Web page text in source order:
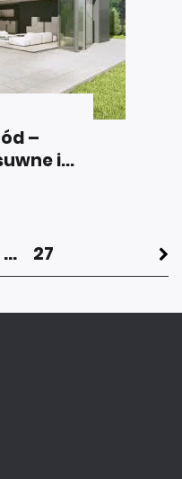
–
i...
... 27